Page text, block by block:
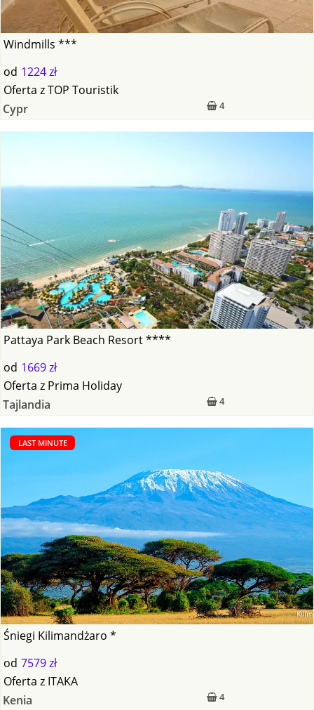
Windmills ***
od 1224 zł
4
Oferta zTOP Touristik
Cypr
Pattaya Park Beach Resort ****
od 1669 zł
4
Oferta z Prima Holiday
Tajlandia
LAST MINUTE
Śniegi Kilimandżaro *
od 7579 zł
4
Oferta z ITAKA
Kenia